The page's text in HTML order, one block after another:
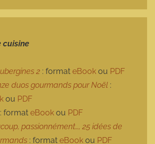
cuisine
2 : format eBook ou PDF
duos gourmands pour Noël :
ou PDF
: format eBook ou PDF
passionnément…, 25 idées de
: format eBook ou PDF